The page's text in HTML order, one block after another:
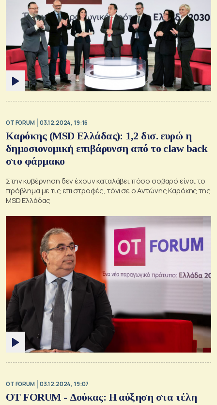
OT FORUM 03.12.2024, 19:16
Kαρόκης (MSD Ελλάδας): 1,2 δισ. ευρώ η
δημοσιονομική επιβάρυνση από τo claw back
στο φάρμακο
Στην κυβέρνηση δεν έχουν καταλάβει πόσο σοβαρό είναι το
πρόβλημα με τις επιστροφές, τόνισε ο Αντώνης Καρόκης της
MSD Ελλάδας
OT FORUM 03.12.2024, 19:07
ΟΤ FORUM - Δούκας: Η αύξηση στα τέλη